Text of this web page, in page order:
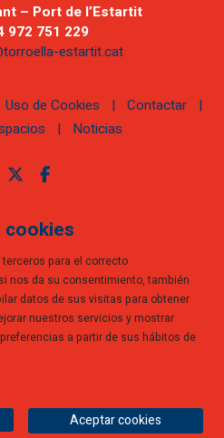
– Port de l’Estartit
972 751 229
estartit.cat
Uso de Cookies | Contactar
|
| Noticias
a instagram
Link a twitter
Link a facebook
para el correcto
nos da su consentimiento, también
datos de sus visitas para obtener
nuestros servicios y mostrar
a partir de sus hábitos de
Aceptar cookies